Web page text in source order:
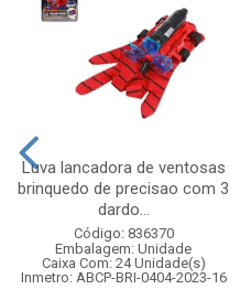
Luva lancadora de ventosas
brinquedo de precisao com 3
dardo...
Código: 836370
Embalagem: Unidade
Caixa Com: 24 Unidade(s)
Inmetro: ABCP-BRI-0404-2023-16